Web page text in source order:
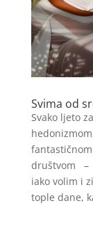
Svima od
Svako ljeto
društvom –
iako volim i
tople dane,